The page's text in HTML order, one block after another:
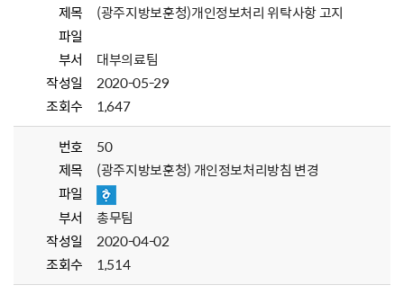
제목
(광주지방보훈청)개인정보처리 위탁사항 고지
파일
부서
대부의료팀
작성일
2020-05-29
조회수
1,647
번호
50
제목
(광주지방보훈청) 개인정보처리방침 변경
파일
부서
총무팀
작성일
2020-04-02
조회수
1,514